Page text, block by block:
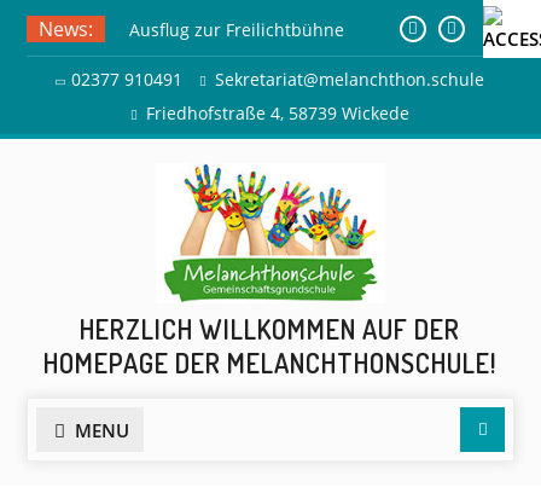
Skip
content
News:
Ausflug zur Freilichtbühne
Herdringen
Sommerferien
02377 910491
Sekretariat@melanchthon.schule
Friedhofstraße 4, 58739 Wickede
HERZLICH WILLKOMMEN AUF DER
HOMEPAGE DER MELANCHTHONSCHULE!
MENU